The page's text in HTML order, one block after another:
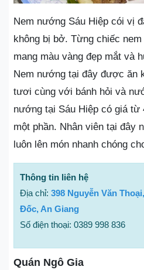
Nem nướng Sáu Hiệp cói vị
không bị bở. Từng chiếc
mang màu vàng đẹp mắt và
Nem nướng tại đây được ăn
tươi cùng với bánh hỏi và
nướng tại Sáu Hiệp có giá từ
một phần. Nhân viên tại đây
luôn lên món nhanh chóng
Thông tin liên hệ
Địa chỉ: 398 Nguyễn Văn
Đốc, An Giang
Số điện thoại: 0389 998 836
Quán Ngô Gia